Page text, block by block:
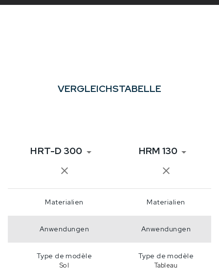
VERGLEICHSTABELLE
HRT-D 300 HRM 130
Materialien Materialien
Anwendungen Anwendungen
Type de modèle
Sol
Type de modèle
Tableau